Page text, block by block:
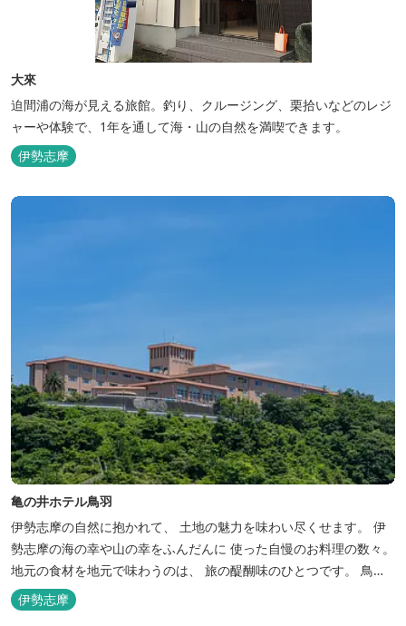
大來
迫間浦の海が見える旅館。釣り、クルージング、栗拾いなどのレジ
ャーや体験で、1年を通して海・山の自然を満喫できます。
伊勢志摩
亀の井ホテル鳥羽
伊勢志摩の自然に抱かれて、 土地の魅力を味わい尽くせます。 伊
勢志摩の海の幸や山の幸をふんだんに 使った自慢のお料理の数々。
地元の食材を地元で味わうのは、 旅の醍醐味のひとつです。 鳥羽
湾の潮風を感じる露天風呂や 広々としたテラス付きのお部屋。 行
き交うフェリーをのんびり眺めて、 日常をちょっと忘れるひと時を
伊勢志摩